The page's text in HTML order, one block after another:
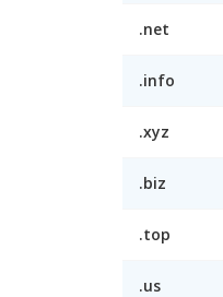
.net
.info
.xyz
.biz
.top
.us